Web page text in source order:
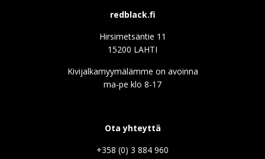
redblack.fi
Hirsimetsäntie 11
15200 LAHTI
Kivijalkamyymälämme on avoinna
ma-pe klo 8-17
Ota yhteyttä
+358 (0) 3 884 960